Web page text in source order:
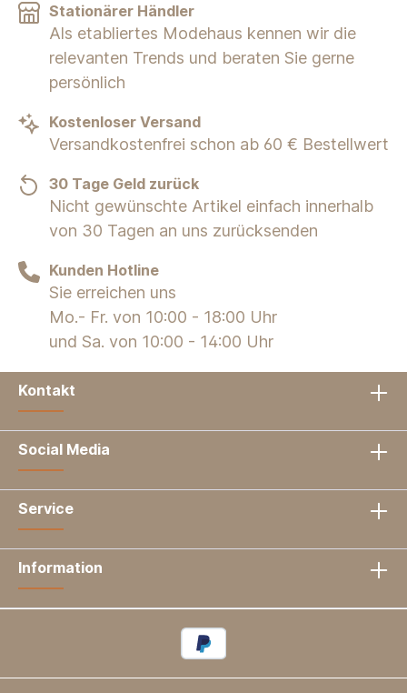
Stationärer Händler
Als etabliertes Modehaus kennen wir die
relevanten Trends und beraten Sie gerne
persönlich
Kostenloser Versand
Versandkostenfrei schon ab 60 € Bestellwert
30 Tage Geld zurück
Nicht gewünschte Artikel einfach innerhalb
von 30 Tagen an uns zurücksenden
Kunden Hotline
Sie erreichen uns
Mo.- Fr. von 10:00 - 18:00 Uhr
und Sa. von 10:00 - 14:00 Uhr
Kontakt
Social Media
Service
Information